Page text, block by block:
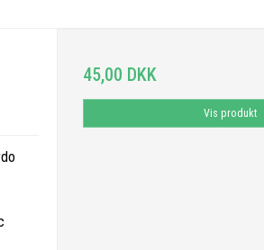
45,00 DKK
Vis produkt